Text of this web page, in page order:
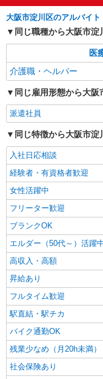
キープ
株式会社kotrio /●OS-H1-
勤
派遣社員
株式会社kotrio /●OS-H1-
神
通費
キープ
大阪市淀川区のアルバイ
同じ職種から大阪市淀
医
介護職・ヘルパー
同じ雇用形態から大
派遣社員
同じ特徴から大阪市淀
入社日応相談
経験者・有資格者歓迎
女性活躍中
フリーター歓迎
ブランクOK
エルダー（50代～）活躍
高収入・高額
昇給あり
フルタイム歓迎
駅直結・駅チカ
バイク通勤OK
残業少なめ（月20h未満）
社会保険あり